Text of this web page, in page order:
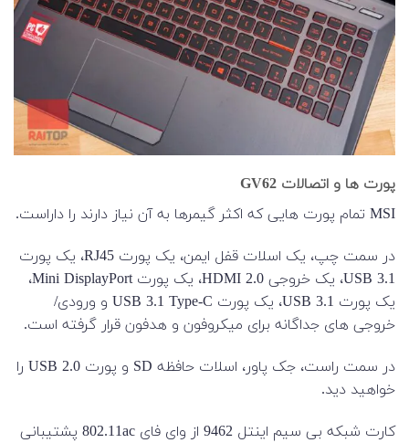
پورت ها و اتصالات GV62
MSI تمام پورت هایی که اکثر گیمرها به آن نیاز دارند را داراست.
در سمت چپ، یک اسلات قفل ایمن، یک پورت RJ45، یک پورت
USB 3.1، یک خروجی HDMI 2.0، یک پورت Mini DisplayPort،
یک پورت USB 3.1، یک پورت USB 3.1 Type-C و ورودی/
خروجی های جداگانه برای میکروفون و هدفون قرار گرفته است.
در سمت راست، جک پاور، اسلات حافظه SD و پورت USB 2.0 را
خواهید دید.
کارت شبکه بی سیم اینتل 9462 از وای فای 802.11ac پشتیبانی